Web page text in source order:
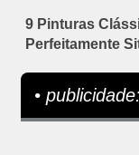
9 Pinturas
Perfeitamente
• publicidade: